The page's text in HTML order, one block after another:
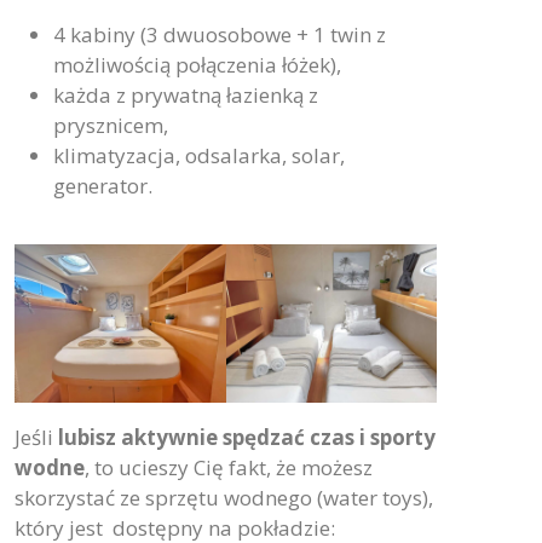
4 kabiny (3 dwuosobowe + 1 twin z
możliwością połączenia łóżek),
każda z prywatną łazienką z
prysznicem,
klimatyzacja, odsalarka, solar,
generator.
Jeśli lubisz aktywnie spędzać czas i sporty
wodne, to ucieszy Cię fakt, że możesz
skorzystać ze sprzętu wodnego (water toys),
który jest dostępny na pokładzie: